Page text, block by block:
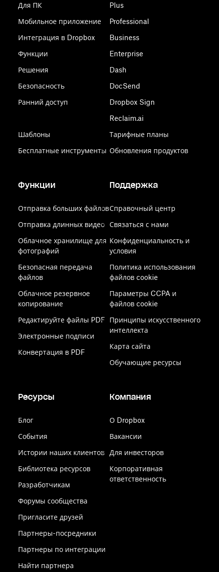
Для ПК
Мобильное приложение
Интеграция в Dropbox
Функции
Решения
Безопасность
Ранний доступ
Шаблоны
Бесплатные инструменты
Plus
Professional
Business
Enterprise
Dash
DocSend
Dropbox Sign
Reclaim.ai
Тарифные планы
Обновления продуктов
Функции
Отправка больших файлов
Отправка длинных видео
Облачное хранилище для
фотографий
Безопасная передача
файлов
Облачное резервное
копирование
Редактируйте файлы PDF
Электронные подписи
Конвертация в PDF
Поддержка
Справочный центр
Связаться с нами
Конфиденциальность и
условия
Политика использования
файлов cookie
Параметры CCPA и
файлов cookie
Принципы искусственного
интеллекта
Карта сайта
Обучающие ресурсы
Ресурсы
Блог
События
Истории наших клиентов
Библиотека ресурсов
Разработчикам
Форумы сообщества
Пригласите друзей
Партнеры-посредники
Партнеры по интеграции
Найти партнера
Компания
О Dropbox
Вакансии
Для инвесторов
Корпоративная
ответственность